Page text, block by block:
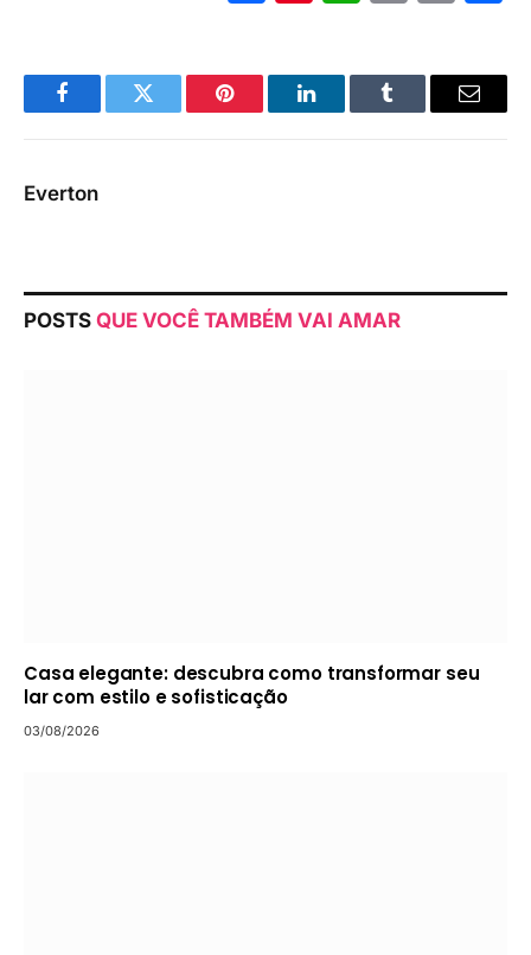
Link
FacebookTwitter Pinterest LinkedInTumblr Email
Everton
POSTS QUE VOCÊ TAMBÉM VAI AMAR
Casa elegante: descubra como transformar seu
lar com estilo e sofisticação
03/08/2026